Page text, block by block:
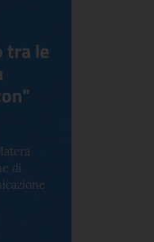
tra le
di